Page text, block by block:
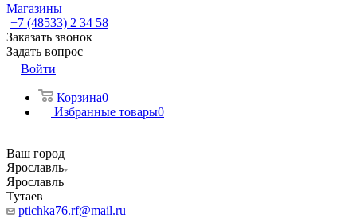
Магазины
+7 (48533) 2 34 58
Заказать звонок
Задать вопрос
Войти
Корзина0
Избранные товары0
Ваш город
Ярославль
Ярославль
Тутаев
ptichka76.rf@mail.ru